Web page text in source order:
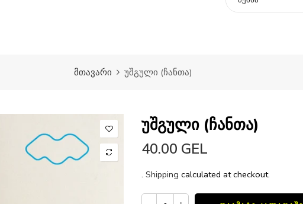
მთავარი უშგული (ჩანთა)
უშგული (ჩანთა)
40.00 GEL
. Shipping calculated at checkout.